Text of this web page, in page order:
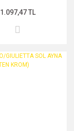
1.097,47 TL